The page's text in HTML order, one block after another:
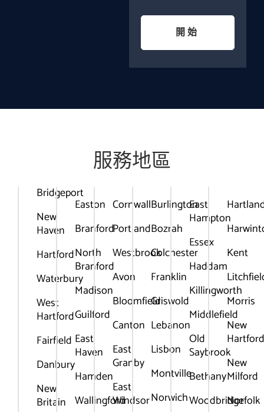
開始
服務地區
Bridgeport
New
Haven
Hartford
Waterbury
West
Hartford
Fairfield
Danbury
New
Britain
Easton
Branford
North
Branford
Madison
Guilford
East
Haven
Hamden
Wallingford
Cornwall
Portland
Westbrook
Avon
Bloomfield
Canton
East
Granby
East
Windsor
Burlington
Bozrah
Colchester
Franklin
Griswold
Lebanon
Lisbon
Montville
Norwich
East
Hampton
Essex
Haddam
Killingworth
Middlefield
Old
Saybrook
Bethany
Woodbridge
Kent
Morris
New
New
Milford
Norfolk